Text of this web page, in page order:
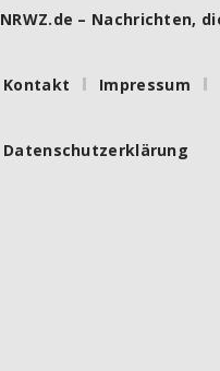
NRWZ.de – Nachrichten,
Kontakt Impressum
Datenschutzerklärung